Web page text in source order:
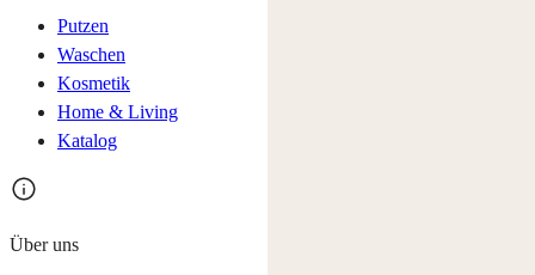
Putzen
Waschen
Kosmetik
Home & Living
Katalog
Über uns